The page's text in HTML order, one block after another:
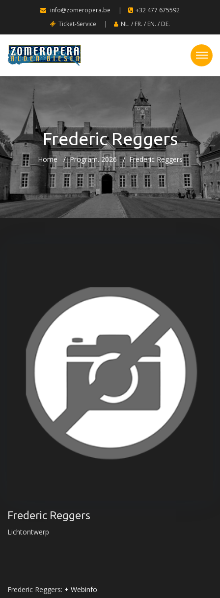
info@zomeropera.be |
+32 477 675592
Ticket-Service
| NL. / FR. / EN. / DE.
Frederic Reggers
Home Program. 2026 Frederic Reggers
Frederic Reggers
Lichtontwerp
Frederic Reggers: + Webinfo